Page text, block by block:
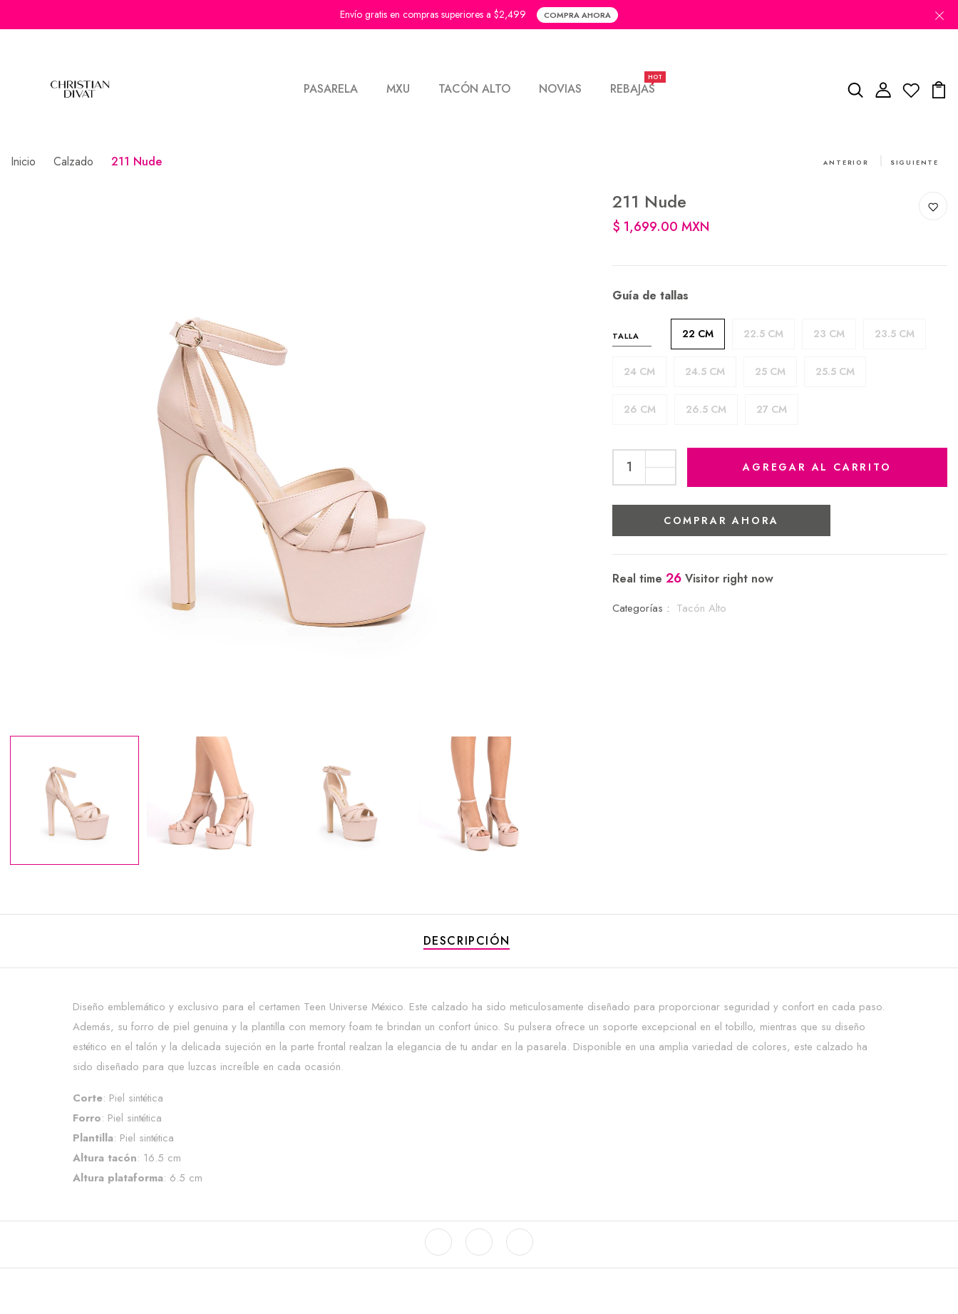
Envío gratis en compras superiores a $2,499 COMPRA AHORA
PASARELA MXU TACÓN ALTO NOVIAS REBAJAS
HOT
Inicio Calzado 211 Nude ANTERIOR SIGUIENTE
211 Nude
$ 1,699.00 MXN
Guía de tallas
TALLA 22 CM 22.5 CM 23 CM 23.5 CM
24 CM 24.5 CM 25 CM 25.5 CM
26 CM 26.5 CM 27 CM
AGREGAR AL CARRITO
COMPRAR AHORA
Real time 26 Visitor right now
Categorías : Tacón Alto
DESCRIPCIÓN
Diseño emblemático y exclusivo para el certamen Teen Universe México. Este calzado ha sido meticulosamente diseñado para proporcionar seguridad y confort en cada paso.
Además, su forro de piel genuina y la plantilla con memory foam te brindan un confort único. Su pulsera ofrece un soporte excepcional en el tobillo, mientras que su diseño
estético en el talón y la delicada sujeción en la parte frontal realzan la elegancia de tu andar en la pasarela. Disponible en una amplia variedad de colores, este calzado ha
sido diseñado para que luzcas increíble en cada ocasión.
Corte: Piel sintética
Forro: Piel sintética
Plantilla: Piel sintética
Altura tacón: 16.5 cm
Altura plataforma: 6.5 cm